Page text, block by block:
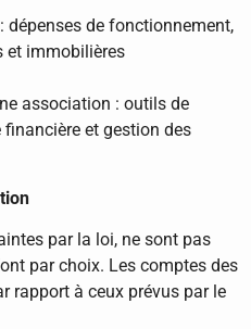
dépenses de fonctionnement,
et immobilières
association : outils de
et gestion des
par la loi, ne sont pas
par choix. Les comptes des
rapport à ceux prévus par le